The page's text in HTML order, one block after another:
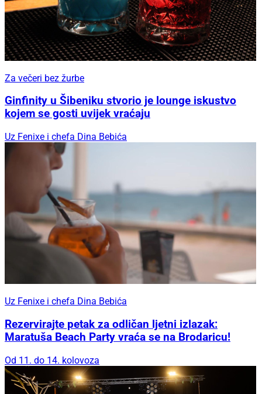
Za večeri bez žurbe
Ginfinity u Šibeniku stvorio je lounge iskustvo
kojem se gosti uvijek vraćaju
Uz Fenixe i chefa Dina Bebića
Uz Fenixe i chefa Dina Bebića
Rezervirajte petak za odličan ljetni izlazak:
Maratuša Beach Party vraća se na Brodaricu!
Od 11. do 14. kolovoza